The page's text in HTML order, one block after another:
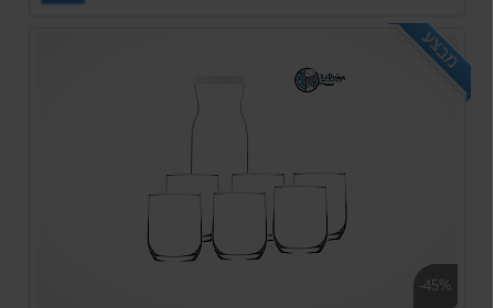
מבצע
-45%